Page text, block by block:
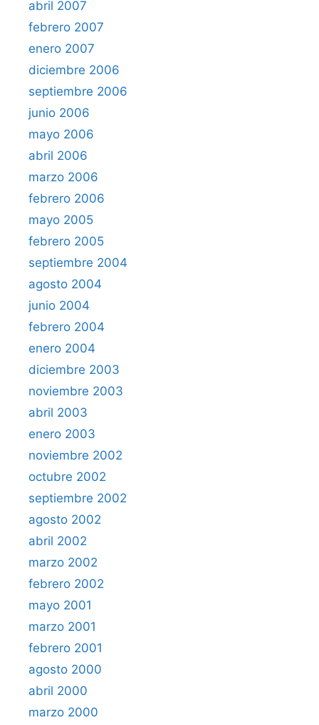
abril 2007
febrero 2007
enero 2007
diciembre 2006
septiembre 2006
junio 2006
mayo 2006
abril 2006
marzo 2006
febrero 2006
mayo 2005
febrero 2005
septiembre 2004
agosto 2004
junio 2004
febrero 2004
enero 2004
diciembre 2003
noviembre 2003
abril 2003
enero 2003
noviembre 2002
octubre 2002
septiembre 2002
agosto 2002
abril 2002
marzo 2002
febrero 2002
mayo 2001
marzo 2001
febrero 2001
agosto 2000
abril 2000
marzo 2000